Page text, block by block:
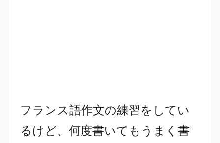
フランス語作文の練習をしてい
るけど、何度書いてもうまく書